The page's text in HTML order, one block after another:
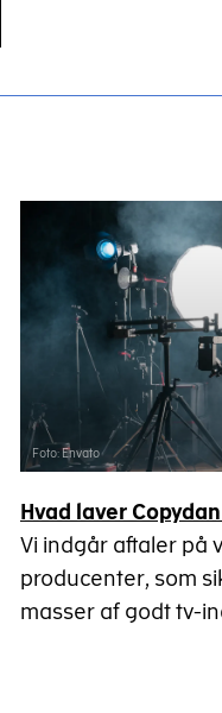
Foto: Envato
Hvad laver
Vi indgår aftaler på
producenter, som
masser af godt tv-